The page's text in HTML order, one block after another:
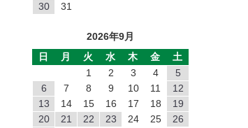
TZ
30
31
2026年9月
日
月 火 水 木 金
土
1
2 3 4
5
6
7 8 9 10 11
12
13
14 15 16 17 18
19
20
21 22 23 24 25
26